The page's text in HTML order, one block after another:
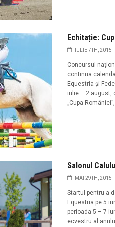
Echitație:
IULIE 7TH, 2015
Concursul
continua
Equestria şi
iulie – 2 august,
„Cupa
Salonul
MAI 29TH, 2015
Startul pentru a
Equestria pe 5
perioada 5 – 7
ecvestru al